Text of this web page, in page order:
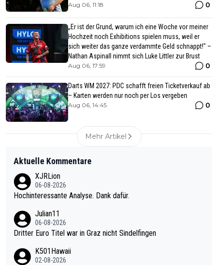
Aug 06, 11:18 0
„Er ist der Grund, warum ich eine Woche vor meiner
Hochzeit noch Exhibitions spielen muss, weil er
sich weiter das ganze verdammte Geld schnappt!" –
Nathan Aspinall nimmt sich Luke Littler zur Brust
Aug 06, 17:59 0
Darts WM 2027: PDC schafft freien Ticketverkauf ab
– Karten werden nur noch per Los vergeben
Aug 06, 14:45 0
Mehr Artikel
Aktuelle Kommentare
XJRLion
06-08-2026
Hochinteressante Analyse. Dank dafür.
Julian11
06-08-2026
Dritter Euro Titel war in Graz nicht Sindelfingen
K501Hawaii
02-08-2026